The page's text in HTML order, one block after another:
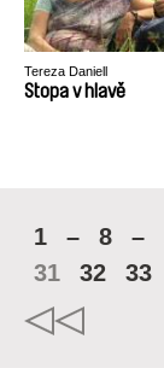
Tereza Daniell
Stopa v hlavě
1 – 8 –
31
32 33